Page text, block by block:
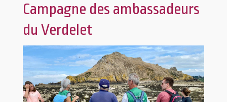
Campagne des ambassadeurs
du Verdelet